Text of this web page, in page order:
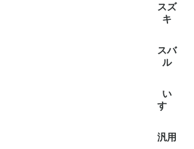
全て見
アトレ
ハイゼ
イゼッ
ハイゼ
(3)
スズ
キ
全て見
エブリ
キャリ
スーパ
スバ
ル
全て見
サンバ
サンバ
(1)
サンバ
い
すゞ
全て見
エルフ
汎用